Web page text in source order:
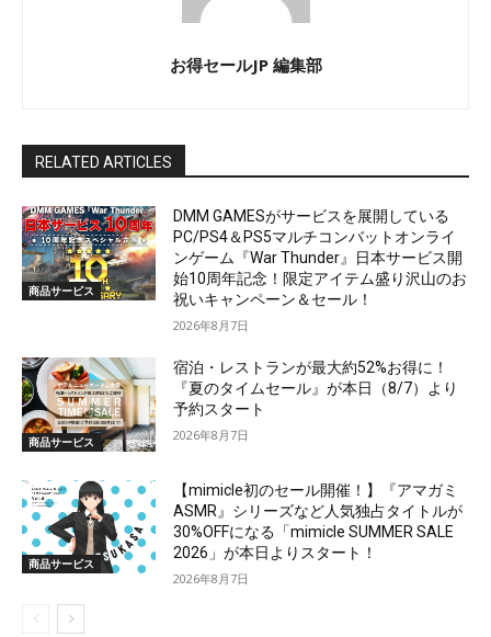
お得セールJP 編集部
RELATED ARTICLES
商品サービス
DMM GAMESがサービスを展開している
PC/PS4＆PS5マルチコンバットオンライ
ンゲーム『War Thunder』日本サービス開
始10周年記念！限定アイテム盛り沢山のお
祝いキャンペーン＆セール！
2026年8月7日
商品サービス
宿泊・レストランが最大約52%お得に！
『夏のタイムセール』が本日（8/7）より
予約スタート
2026年8月7日
商品サービス
【mimicle初のセール開催！】『アマガミ
ASMR』シリーズなど人気独占タイトルが
30%OFFになる「mimicle SUMMER SALE
2026」が本日よりスタート！
2026年8月7日